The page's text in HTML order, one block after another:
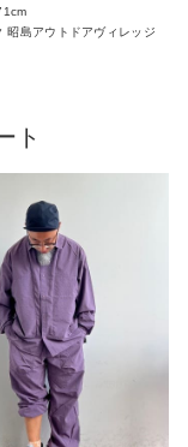
昭島アウトドアヴィレッジ
ト